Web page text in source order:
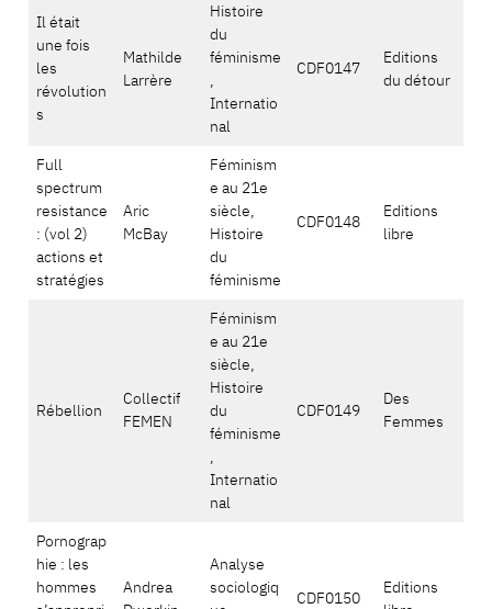
Il était
une fois
les
révolution
s
Mathilde
Larrère
Histoire
du
féminisme
,
Internatio
nal
CDF0147
Editions
du détour
Full
spectrum
resistance
: (vol 2)
actions et
stratégies
Aric
McBay
Féminism
e au 21e
siècle,
Histoire
du
féminisme
CDF0148
Editions
libre
Rébellion
Collectif
FEMEN
Féminism
e au 21e
siècle,
Histoire
du
féminisme
,
Internatio
nal
CDF0149
Des
Femmes
Pornograp
hie : les
hommes
Andrea
Analyse
sociologiq
CDF0150
Editions